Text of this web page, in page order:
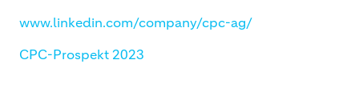
www.linkedin.com/company/cpc-ag/
CPC-Prospekt 2023